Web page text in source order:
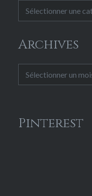
Archives
Pinterest